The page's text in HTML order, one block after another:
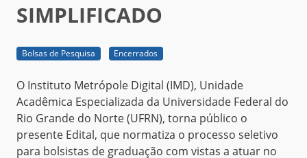
SIMPLIFICADO
Bolsas de Pesquisa Encerrados
O Instituto Metrópole Digital (IMD), Unidade
Acadêmica Especializada da Universidade Federal do
Rio Grande do Norte (UFRN), torna público o
presente Edital, que normatiza o processo seletivo
para bolsistas de graduação com vistas a atuar no